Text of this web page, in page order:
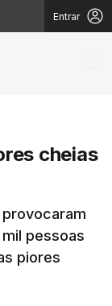
Entrar
as
cheias
pessoas
piores